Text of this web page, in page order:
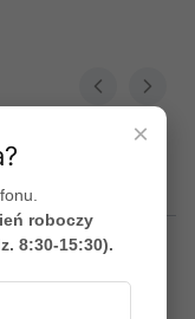
×
roboczy
8:30-15:30).